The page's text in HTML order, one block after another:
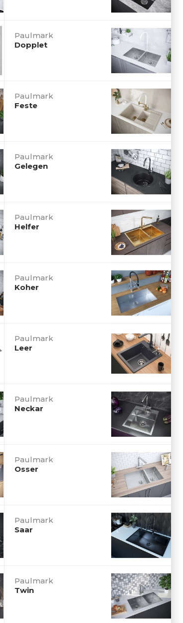
Paulmark
Dopplet
Paulmark
Feste
Paulmark
Gelegen
Paulmark
Helfer
Paulmark
Koher
Paulmark
Leer
Paulmark
Neckar
Paulmark
Osser
Paulmark
Saar
Paulmark
Twin